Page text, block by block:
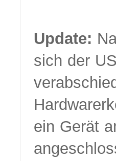
Update:
sich der
ein Gerät